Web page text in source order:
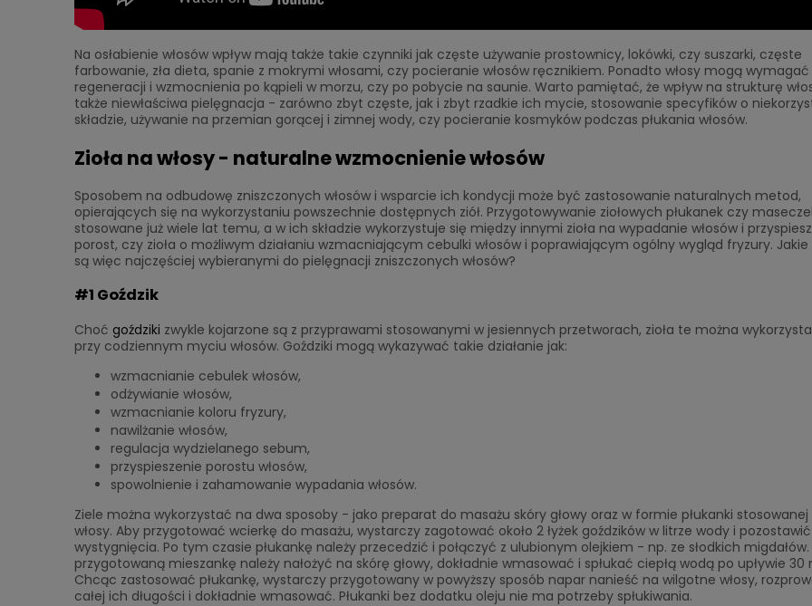
Na osłabienie włosów wpływ mają także takie czynniki jak częste używanie prostownicy, lokówki, czy suszarki, częste
farbowanie, zła dieta, spanie z mokrymi włosami, czy pocieranie włosów ręcznikiem. Ponadto włosy mogą wymagać
regeneracji i wzmocnienia po kąpieli w morzu, czy po pobycie na saunie. Warto pamiętać, że wpływ na strukturę
także niewłaściwa pielęgnacja - zarówno zbyt częste, jak i zbyt rzadkie ich mycie, stosowanie specyfików o
składzie, używanie na przemian gorącej i zimnej wody, czy pocieranie kosmyków podczas płukania włosów.
Zioła na włosy - naturalne wzmocnienie włosów
Sposobem na odbudowę zniszczonych włosów i wsparcie ich kondycji może być zastosowanie naturalnych metod,
opierających się na wykorzystaniu powszechnie dostępnych ziół. Przygotowywanie ziołowych płukanek czy
stosowane już wiele lat temu, a w ich składzie wykorzystuje się między innymi zioła na wypadanie włosów i
porost, czy zioła o możliwym działaniu wzmacniającym cebulki włosów i poprawiającym ogólny wygląd fryzury. Jakie
są więc najczęściej wybieranymi do pielęgnacji zniszczonych włosów?
#1 Goździk
Choć goździki zwykle kojarzone są z przyprawami stosowanymi w jesiennych przetworach, zioła te można
przy codziennym myciu włosów. Goździki mogą wykazywać takie działanie jak:
wzmacnianie cebulek włosów,
odżywianie włosów,
wzmacnianie koloru fryzury,
nawilżanie włosów,
regulacja wydzielanego sebum,
przyspieszenie porostu włosów,
spowolnienie i zahamowanie wypadania włosów.
Ziele można wykorzystać na dwa sposoby - jako preparat do masażu skóry głowy oraz w formie płukanki stosowanej
włosy. Aby przygotować wcierkę do masażu, wystarczy zagotować około 2 łyżek goździków w litrze wody i
wystygnięcia. Po tym czasie płukankę należy przecedzić i połączyć z ulubionym olejkiem - np. ze słodkich migdałów.
przygotowaną mieszankę należy nałożyć na skórę głowy, dokładnie wmasować i spłukać ciepłą wodą po upływie 30
Chcąc zastosować płukankę, wystarczy przygotowany w powyższy sposób napar nanieść na wilgotne włosy,
całej ich długości i dokładnie wmasować. Płukanki bez dodatku oleju nie ma potrzeby spłukiwania.